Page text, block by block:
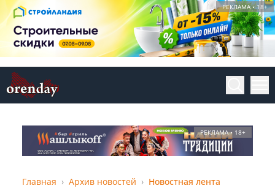
РЕКЛАМА • 18+
РЕКЛАМА • 18+
Главная Архив новостей Новостная лента